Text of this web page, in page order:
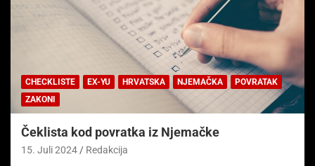
CHECKLISTE EX-YU HRVATSKA NJEMAČKA
POVRATAK
ZAKONI
Čeklista kod povratka iz Njemačke
15. Juli 2024 Redakcija